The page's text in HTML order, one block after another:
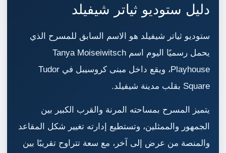
دليل ستوديو ثياتر شيفيلد
ستوديو ثياتر شيفيلد هو الاسم السابق للمسرح الذي
يحمل رسميًا اليوم اسم Tanya Moiseiwitsch
Playhouse، ويقع داخل مبنى كروسيبل في Tudor
Square بقلب مدينة شيفيلد.
يتميز المسرح بمساحته المرنة والقرب الكبير بين
الجمهور والممثلين، وتستطيع إدارته تغيير شكل المقاعد
والمنصة من عرض إلى آخر، مع سعة تتراوح تقريبًا بين